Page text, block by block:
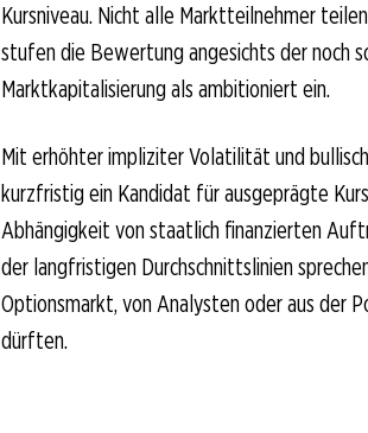
Kursniveau. Nicht alle Marktteilnehmer
stufen die Bewertung angesichts der noch
Marktkapitalisierung als ambitioniert ein.
Mit erhöhter impliziter Volatilität und
kurzfristig ein Kandidat für ausgeprägte
Abhängigkeit von staatlich finanzierten
der langfristigen Durchschnittslinien
Optionsmarkt, von Analysten oder aus
dürften.